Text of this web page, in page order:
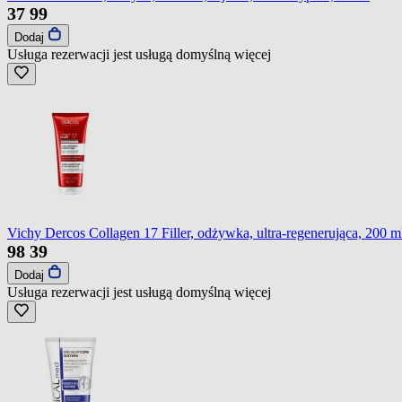
37 99
Dodaj
Usługa rezerwacji jest usługą domyślną więcej
Vichy Dercos Collagen 17 Filler, odżywka, ultra-regenerująca, 200
98 39
Dodaj
Usługa rezerwacji jest usługą domyślną więcej